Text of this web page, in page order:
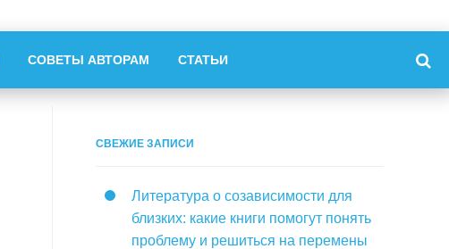
СОВЕТЫ АВТОРАМ СТАТЬИ
СВЕЖИЕ ЗАПИСИ
Литература о созависимости для
близких: какие книги помогут понять
проблему и решиться на перемены